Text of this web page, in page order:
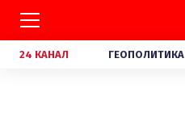
24 КАНАЛ ГЕОПОЛИТИКА